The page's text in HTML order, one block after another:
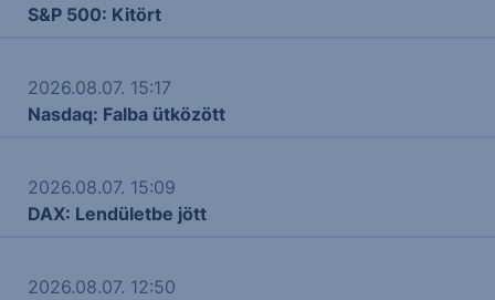
S&P 500: Kitört
2026.08.07. 15:17
Nasdaq: Falba ütközött
2026.08.07. 15:09
DAX: Lendületbe jött
2026.08.07. 12:50